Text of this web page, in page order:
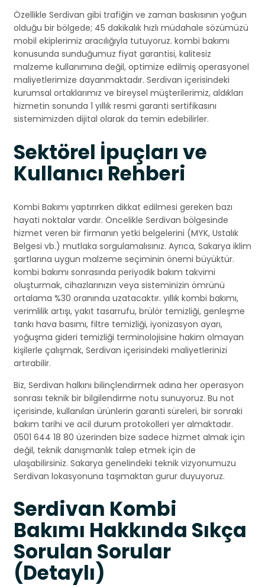
Özellikle Serdivan gibi trafiğin ve zaman baskısının yoğun
olduğu bir bölgede; 45 dakikalık hızlı müdahale sözümüzü
mobil ekiplerimiz aracılığıyla tutuyoruz. kombi bakımı
konusunda sunduğumuz fiyat garantisi, kalitesiz
malzeme kullanımına değil, optimize edilmiş operasyonel
maliyetlerimize dayanmaktadır. Serdivan içerisindeki
kurumsal ortaklarımız ve bireysel müşterilerimiz, aldıkları
hizmetin sonunda 1 yıllık resmi garanti sertifikasını
sistemimizden dijital olarak da temin edebilirler.
Sektörel İpuçları ve
Kullanıcı Rehberi
Kombi Bakımı yaptırırken dikkat edilmesi gereken bazı
hayati noktalar vardır. Öncelikle Serdivan bölgesinde
hizmet veren bir firmanın yetki belgelerini (MYK, Ustalık
Belgesi vb.) mutlaka sorgulamalısınız. Ayrıca, Sakarya iklim
şartlarına uygun malzeme seçiminin önemi büyüktür.
kombi bakımı sonrasında periyodik bakım takvimi
oluşturmak, cihazlarınızın veya sisteminizin ömrünü
ortalama %30 oranında uzatacaktır. yıllık kombi bakımı,
verimlilik artışı, yakıt tasarrufu, brülör temizliği, genleşme
tankı hava basımı, filtre temizliği, iyonizasyon ayarı,
yoğuşma gideri temizliği terminolojisine hakim olmayan
kişilerle çalışmak, Serdivan içerisindeki maliyetlerinizi
artırabilir.
Biz, Serdivan halkını bilinçlendirmek adına her operasyon
sonrası teknik bir bilgilendirme notu sunuyoruz. Bu not
içerisinde, kullanılan ürünlerin garanti süreleri, bir sonraki
bakım tarihi ve acil durum protokolleri yer almaktadır.
0501 644 18 80 üzerinden bize sadece hizmet almak için
değil, teknik danışmanlık talep etmek için de
ulaşabilirsiniz. Sakarya genelindeki teknik vizyonumuzu
Serdivan lokasyonuna taşımaktan gurur duyuyoruz.
Serdivan Kombi
Bakımı Hakkında Sıkça
Sorulan Sorular
(Detaylı)